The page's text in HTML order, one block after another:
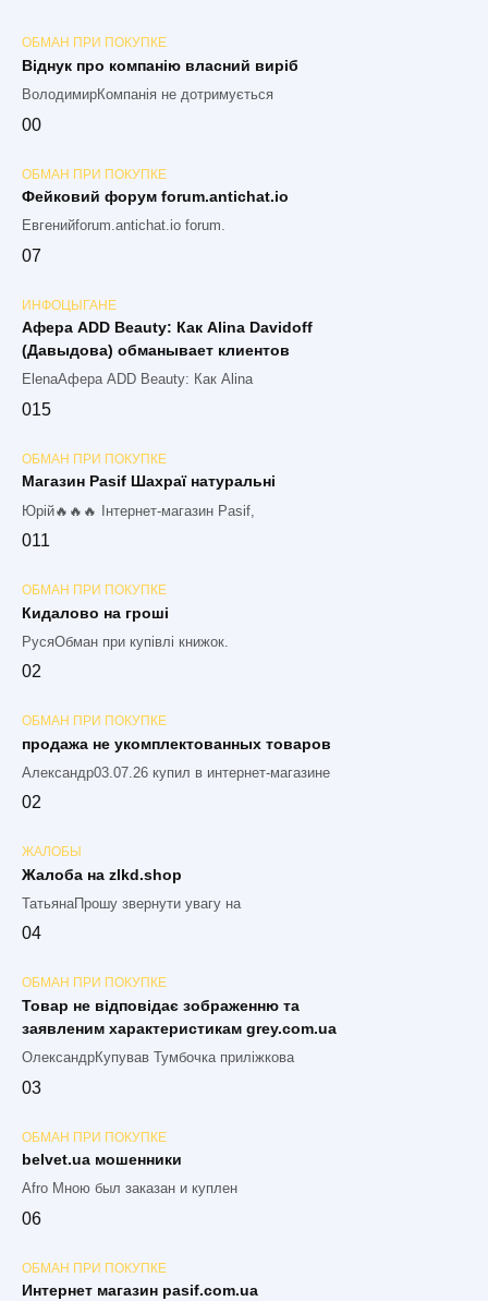
ОБМАН ПРИ ПОКУПКЕ
Віднук про компанію власний виріб
ВолодимирКомпанія не дотримується
00
ОБМАН ПРИ ПОКУПКЕ
Фейковий форум forum.antichat.io
Евгенийforum.antichat.io forum.
07
ИНФОЦЫГАНЕ
Афера ADD Beauty: Как Alina Davidoff
(Давыдова) обманывает клиентов
ElenaАфера ADD Beauty: Как Alina
015
ОБМАН ПРИ ПОКУПКЕ
Магазин Pasif Шахраї натуральні
Юрій🔥🔥🔥 Інтернет-магазин Pasif,
011
ОБМАН ПРИ ПОКУПКЕ
Кидалово на гроші
РусяОбман при купівлі книжок.
02
ОБМАН ПРИ ПОКУПКЕ
продажа не укомплектованных товаров
Александр03.07.26 купил в интернет-магазине
02
ЖАЛОБЫ
Жалоба на zlkd.shop
ТатьянаПрошу звернути увагу на
04
ОБМАН ПРИ ПОКУПКЕ
Товар не відповідає зображенню та
заявленим характеристикам grey.com.ua
ОлександрКупував Тумбочка приліжкова
03
ОБМАН ПРИ ПОКУПКЕ
belvet.ua мошенники
Afro Мною был заказан и куплен
06
ОБМАН ПРИ ПОКУПКЕ
Интернет магазин pasif.com.ua